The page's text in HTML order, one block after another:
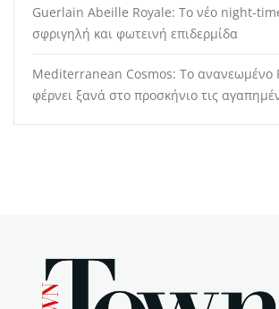
Guerlain Abeille Royale: Το νέο night-
σφριγηλή και φωτεινή επιδερμίδα
Mediterranean Cosmos: Το ανανεωμένο
φέρνει ξανά στο προσκήνιο τις